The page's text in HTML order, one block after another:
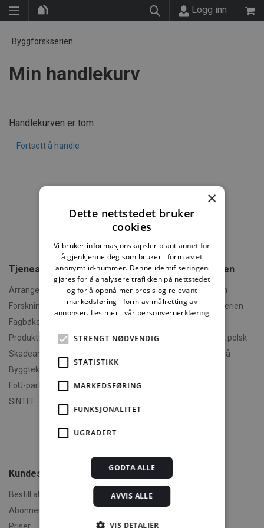
Logg inn
Byggforskserien
Min handlekurv
Handlekurven er tom
Fortsett å handle
Tjenester fra SINTEF
Arrangementer og kurs
Forskningsrapporter
Fagbøker og nettkurs
Produktdokumentasjon
Skadeanalyse
Byggteknisk spesialrådgivning
FoU-partner
SINTEF
Om Byggforskserien
Hva er Byggforskserien
Finn fram i Byggforskserien
Polski - informasjon på polsk
English - informasjon på
Om byggereglene
Kundeservice
Bestill abonnement
Abonnementsvilkår
×
Dette nettstedet bruker
cookies
Vi bruker informasjonskapsler blant annet for
å gjenkjenne deg som bruker i form av et
anonymt id-nummer. Denne identifiseringen
gjøres for å analysere trafikken på nettstedet
og for å oppnå mer presis og relevant
markedsføring i form av målretting av
annonser. Les mer i vår personvernerklæring
STRENGT NØDVENDIG
STATISTIKK
MARKEDSFØRING
FUNKSJONALITET
UGRADERT
GODTA ALLE
AVVIS ALLE
VIS DETALJER